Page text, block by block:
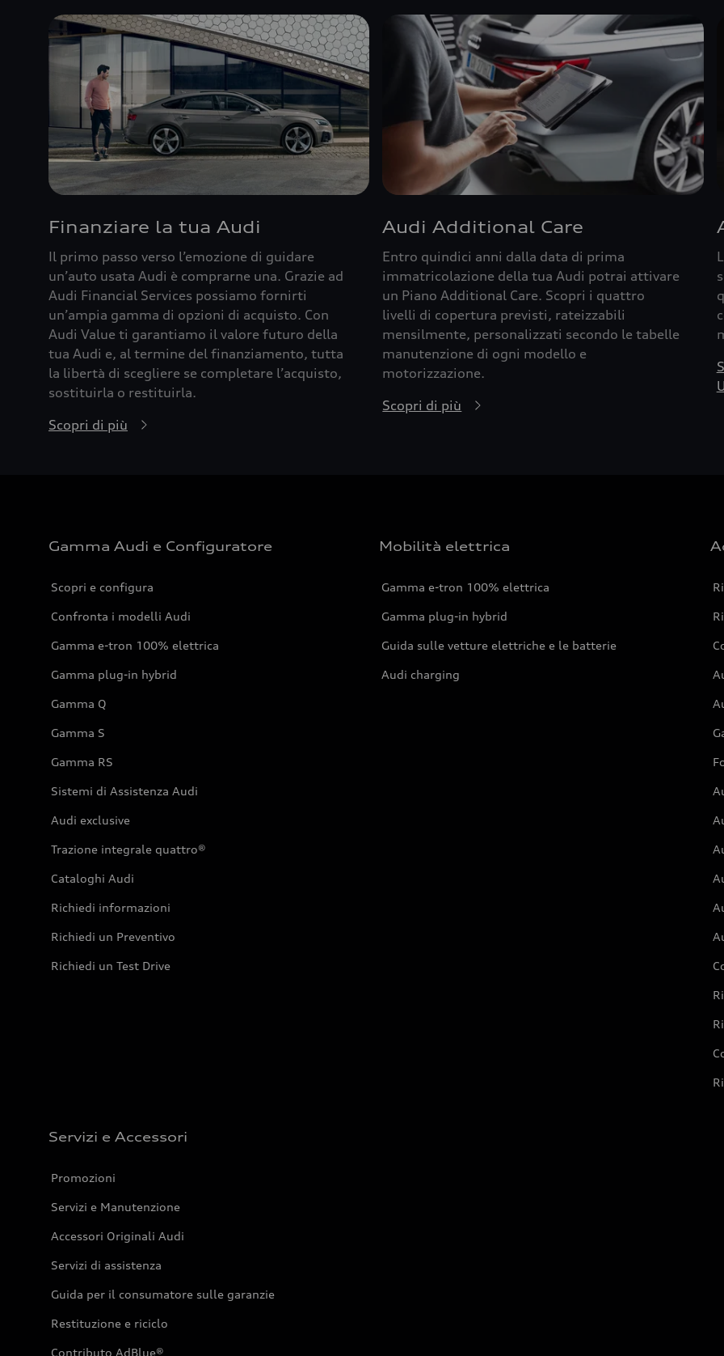
Finanziare la tua Audi
Il primo passo verso l’emozione di guidare
un’auto usata Audi è comprarne una. Grazie ad
Audi Financial Services possiamo fornirti
un’ampia gamma di opzioni di acquisto. Con
Audi Value ti garantiamo il valore futuro della
tua Audi e, al termine del finanziamento, tutta
la libertà di scegliere se completare l’acquisto,
sostituirla o restituirla.
Scopri di più
Audi Additional Care
Entro quindici anni dalla data di prima
immatricolazione della tua Audi potrai attivare
un Piano Additional Care. Scopri i quattro
livelli di copertura previsti, rateizzabili
mensilmente, personalizzati secondo le tabelle
manutenzione di ogni modello e
motorizzazione.
Scopri di più
Gamma Audi e Configuratore
Scopri e configura
Confronta i modelli Audi
Gamma e-tron 100% elettrica
Gamma plug-in hybrid
Gamma Q
Gamma S
Gamma RS
Sistemi di Assistenza Audi
Audi exclusive
Trazione integrale quattro®
Cataloghi Audi
Richiedi informazioni
Richiedi un Preventivo
Richiedi un Test Drive
Mobilità elettrica
Gamma e-tron 100% elettrica
Gamma plug-in hybrid
Guida sulle vetture elettriche e le batterie
Audi charging
Servizi e Accessori
Promozioni
Servizi e Manutenzione
Accessori Originali Audi
Servizi di assistenza
Guida per il consumatore sulle garanzie
Restituzione e riciclo
Contributo AdBlue®